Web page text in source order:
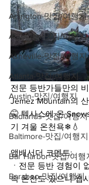
Arlington-맛집/여행지
Arlington-맛집/여행지
Asheville-맛집/여행지
Atlanta-맛집/여행지
Austin-맛집/여행지
Badlands-맛집/여행지
Baltimore-맛집/여행지
Bar Harbor-맛집/여행
Baraboo-맛집/여행지
전문 등반가들만의
Jemez Mountain의
🤫 텍사스에 온
기 겨울 온천욕❄💧
앰배서더 코멘트:
ㆍ전문 등반 경험이
속 온천도 있으니 웹